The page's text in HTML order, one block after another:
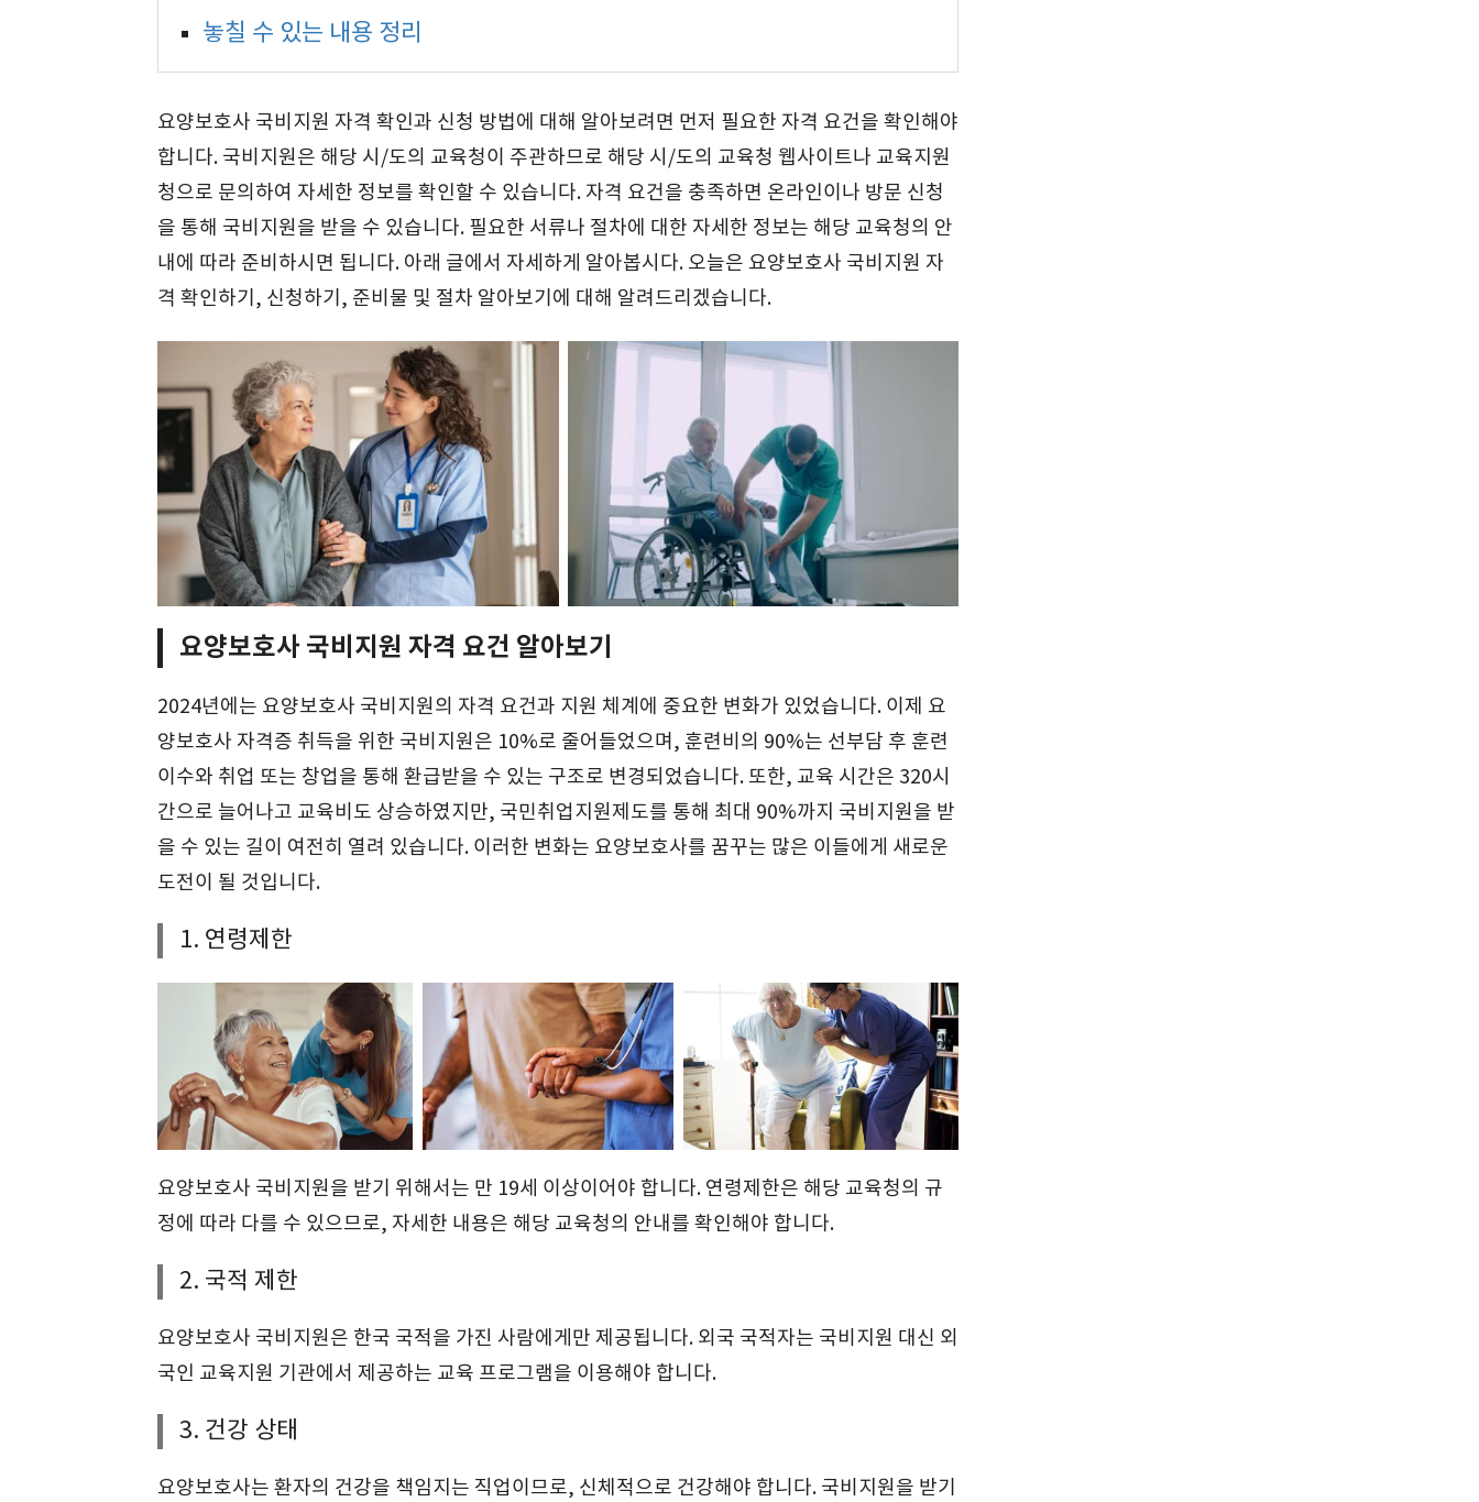
놓칠 수 있는 내용 정리
요양보호사 국비지원 자격 확인과 신청 방법에 대해 알아보려면 먼저 필요한 자격 요건을 확인해야
합니다. 국비지원은 해당 시/도의 교육청이 주관하므로 해당 시/도의 교육청 웹사이트나 교육지원
청으로 문의하여 자세한 정보를 확인할 수 있습니다. 자격 요건을 충족하면 온라인이나 방문 신청
을 통해 국비지원을 받을 수 있습니다. 필요한 서류나 절차에 대한 자세한 정보는 해당 교육청의 안
내에 따라 준비하시면 됩니다. 아래 글에서 자세하게 알아봅시다. 오늘은 요양보호사 국비지원 자
격 확인하기, 신청하기, 준비물 및 절차 알아보기에 대해 알려드리겠습니다.
요양보호사 국비지원 자격 요건 알아보기
2024년에는 요양보호사 국비지원의 자격 요건과 지원 체계에 중요한 변화가 있었습니다. 이제 요
양보호사 자격증 취득을 위한 국비지원은 10%로 줄어들었으며, 훈련비의 90%는 선부담 후 훈련
이수와 취업 또는 창업을 통해 환급받을 수 있는 구조로 변경되었습니다. 또한, 교육 시간은 320시
간으로 늘어나고 교육비도 상승하였지만, 국민취업지원제도를 통해 최대 90%까지 국비지원을 받
을 수 있는 길이 여전히 열려 있습니다. 이러한 변화는 요양보호사를 꿈꾸는 많은 이들에게 새로운
도전이 될 것입니다.
1. 연령제한
요양보호사 국비지원을 받기 위해서는 만 19세 이상이어야 합니다. 연령제한은 해당 교육청의 규
정에 따라 다를 수 있으므로, 자세한 내용은 해당 교육청의 안내를 확인해야 합니다.
2. 국적 제한
요양보호사 국비지원은 한국 국적을 가진 사람에게만 제공됩니다. 외국 국적자는 국비지원 대신 외
국인 교육지원 기관에서 제공하는 교육 프로그램을 이용해야 합니다.
3. 건강 상태
요양보호사는 환자의 건강을 책임지는 직업이므로, 신체적으로 건강해야 합니다. 국비지원을 받기